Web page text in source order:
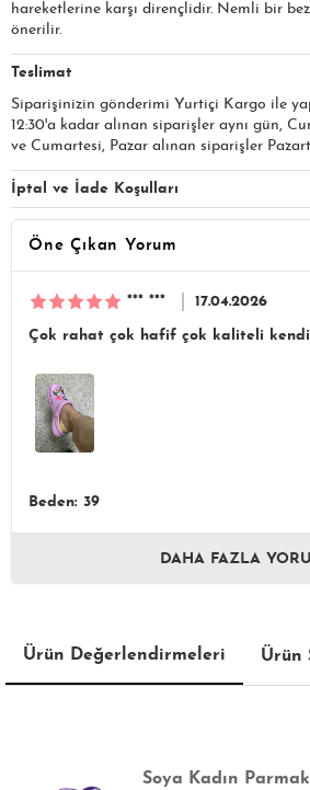
hareketlerine karşı dirençlidir. Nemli bir
önerilir.
Teslimat
Siparişinizin gönderimi Yurtiçi Kargo ile
12:30'a kadar alınan siparişler aynı gün,
ve Cumartesi, Pazar alınan siparişler
İptal ve İade Koşulları
Öne Çıkan Yorum
*** *** 17.04.2026
Çok rahat çok hafif çok kaliteli kendi
Beden: 39
DAHA FAZLA
Ürün Değerlendirmeleri Ürün